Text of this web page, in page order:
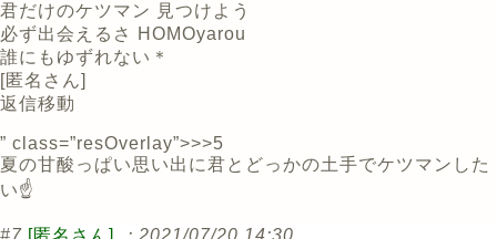
君だけのケツマン 見つけよう
必ず出会えるさ HOMOyarou
誰にもゆずれない＊
[匿名さん]
返信移動
” class=”resOverlay”>>>5
夏の甘酸っぱい思い出に君とどっかの土手でケツマンした
い☝️